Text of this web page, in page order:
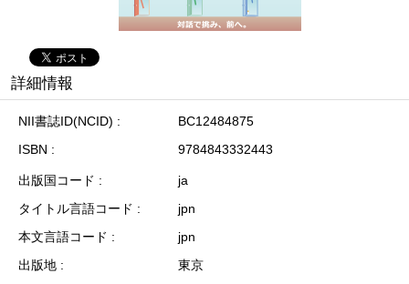
詳細情報
NII書誌ID(NCID)
BC12484875
ISBN
9784843332443
出版国コード
ja
タイトル言語コード
jpn
本文言語コード
jpn
出版地
東京